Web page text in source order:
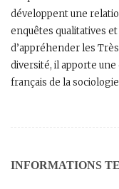
développent une
enquêtes qualitatives
d’appréhender les
diversité, il apporte
français de la
INFORMATIONS